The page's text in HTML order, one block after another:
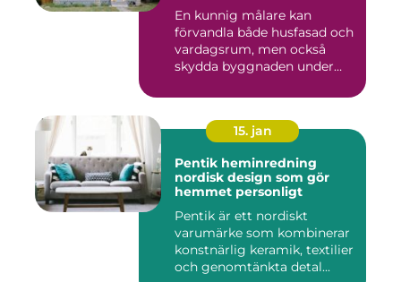
En kunnig målare kan
förvandla både husfasad och
vardagsrum, men också
skydda byggnaden under
15. jan
Pentik heminredning
nordisk design som gör
hemmet personligt
Pentik är ett nordiskt
varumärke som kombinerar
konstnärlig keramik, textilier
och genomtänkta detal...